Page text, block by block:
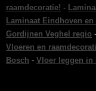
raamdecoratie! -
Laminaat Eindhoven
Gordijnen Veghel regio -
Vloeren en
Bosch - Vloer leggen in